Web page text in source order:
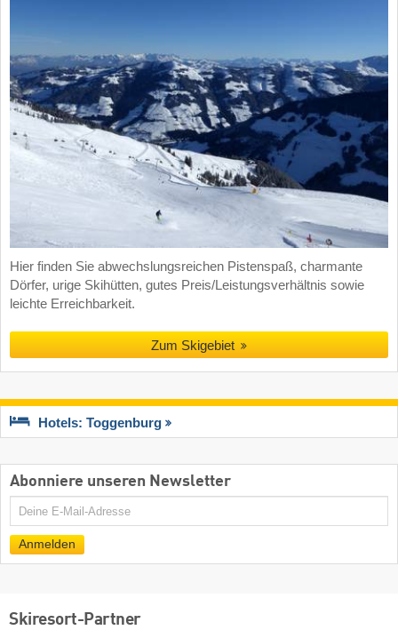
Hier finden Sie abwechslungsreichen Pistenspaß, charmante
Dörfer, urige Skihütten, gutes Preis/Leistungsverhältnis sowie
leichte Erreichbarkeit.
Zum Skigebiet
Hotels: Toggenburg
Abonniere unseren Newsletter
E-
Anmelden
Skiresort-Partner